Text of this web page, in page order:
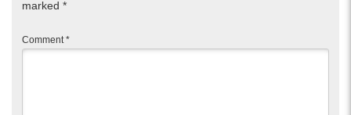
marked *
Comment*